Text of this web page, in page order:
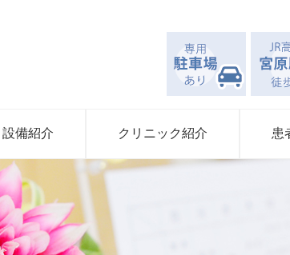
設備紹介 クリニック紹介 患